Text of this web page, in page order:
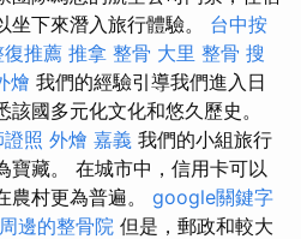
坐下來潛入旅行體驗。 台中按
復推薦 推拿 整骨 大里 整骨 搜
燴 我們的經驗引導我們進入日
國多元化文化和悠久歷史。
照 外燴 嘉義 我們的小組旅行
寶藏。 在城市中，信用卡可以
農村更為普遍。 google關鍵字
邊的整骨院 但是，郵政和較大